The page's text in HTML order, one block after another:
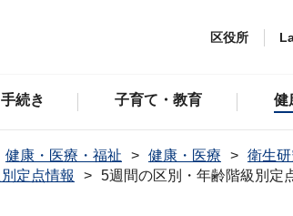
区役所
続き 子育て・教育 健
健康・医療・福祉 健康・医療 衛生
定点情報
5週間の区別・年齢階級別定